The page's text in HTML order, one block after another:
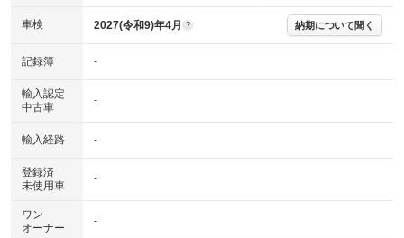
※グー鑑定の評価はあくまでも記載している鑑定日の鑑定結果となりま
す。車両情報等の詳細は各販売店へお問い合わせ下さい。
車検 2027(令和9)年4月 ? 納期について聞く
記録簿 -
輸入認定
中古車
-
輸入経路 -
登録済
未使用車
-
ワン
オーナー
-